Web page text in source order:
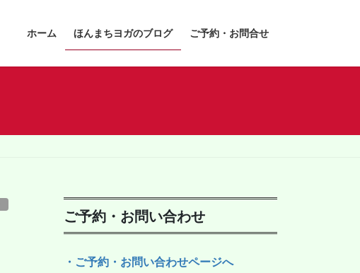
ホーム ほんまちヨガのブログ ご予約・お問合せ
ご予約・お問い合わせ
・ご予約・お問い合わせページへ